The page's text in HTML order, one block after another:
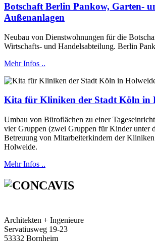
Botschaft Berlin Pankow, Garten-
Außenanlagen
Neubau von Dienstwohnungen für die
Wirtschafts- und Handelsabteilung. Berlin
Mehr Infos ..
Kita für Kliniken der Stadt Köln in
Umbau von Büroflächen zu einer
vier Gruppen (zwei Gruppen für Kinder unter
Betreuung von Mitarbeiterkindern der
Holweide.
Mehr Infos ..
Architekten + Ingenieure
Servatiusweg 19-23
53332 Bornheim